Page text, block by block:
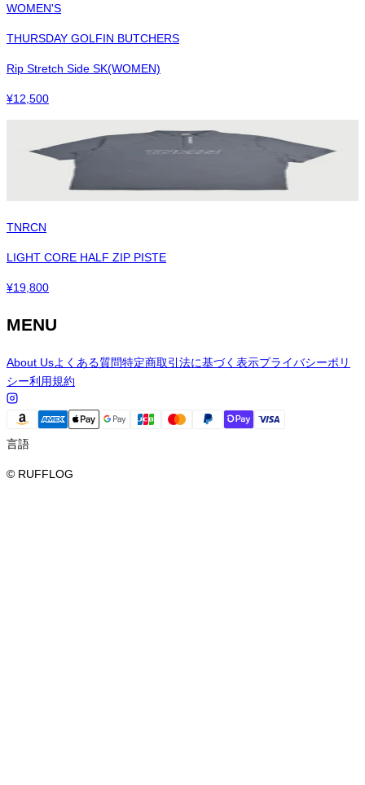
WOMEN'S
THURSDAY GOLFIN BUTCHERS
Rip Stretch Side SK(WOMEN)
¥12,500
TNRCN
LIGHT CORE HALF ZIP PISTE
¥19,800
MENU
About Usよくある質問特定商取引法に基づく表示プライバシーポリ
シー利用規約
言語
© RUFFLOG